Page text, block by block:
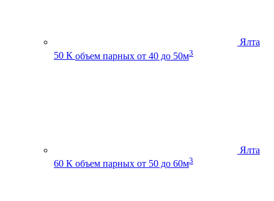
Ялта
50 К объем парных от 40 до 50м3
Ялта
60 К объем парных от 50 до 60м3